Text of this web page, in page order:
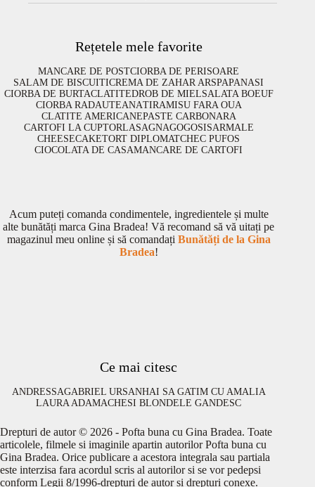
Rețetele mele favorite
MANCARE DE POSTCIORBA DE PERISOARE
SALAM DE BISCUITICREMA DE ZAHAR ARSPAPANASI
CIORBA DE BURTACLATITEDROB DE MIELSALATA BOEUF
CIORBA RADAUTEANATIRAMISU FARA OUA
CLATITE AMERICANEPASTE CARBONARA
CARTOFI LA CUPTORLASAGNAGOGOSISARMALE
CHEESECAKETORT DIPLOMATCHEC PUFOS
CIOCOLATA DE CASAMANCARE DE CARTOFI
Acum puteți comanda condimentele, ingredientele și multe
alte bunătăți marca Gina Bradea! Vă recomand să vă uitați pe
magazinul meu online și să comandați Bunătăți de la Gina
Bradea!
Ce mai citesc
ANDRESSAGABRIEL URSANHAI SA GATIM CU AMALIA
LAURA ADAMACHESI BLONDELE GANDESC
Drepturi de autor © 2026 - Pofta buna cu Gina Bradea. Toate
articolele, filmele si imaginile apartin autorilor Pofta buna cu
Gina Bradea. Orice publicare a acestora integrala sau partiala
este interzisa fara acordul scris al autorilor si se vor pedepsi
conform Legii 8/1996-drepturi de autor si drepturi conexe.